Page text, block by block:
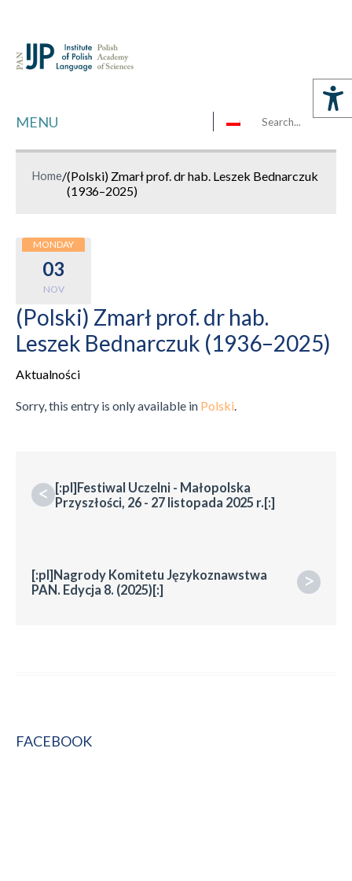
MENU
Home/(Polski) Zmarł prof. dr hab. Leszek Bednarczuk
(1936–2025)
MONDAY
03
NOV
(Polski) Zmarł prof. dr hab.
Leszek Bednarczuk (1936–2025)
Aktualności
Sorry, this entry is only available in Polski.
<
[:pl]Festiwal Uczelni - Małopolska
Przyszłości, 26 - 27 listopada 2025 r.[:]
>
[:pl]Nagrody Komitetu Językoznawstwa
PAN. Edycja 8. (2025)[:]
FACEBOOK